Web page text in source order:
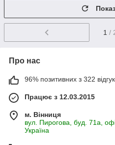
1 /
Про нас
96% позитивних з 322
Працює з 12.03.2015
м. Вінниця
вул. Пирогова, буд. 71а,
Україна